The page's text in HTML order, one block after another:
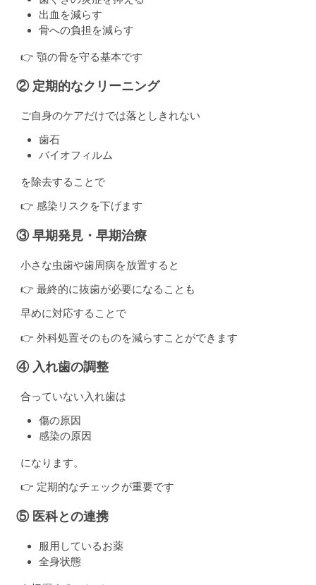
出血を減らす
骨への負担を減らす
👉 顎の骨を守る基本です
② 定期的なクリーニング
ご自身のケアだけでは落としきれない
歯石
バイオフィルム
を除去することで
👉 感染リスクを下げます
③ 早期発見・早期治療
小さな虫歯や歯周病を放置すると
👉 最終的に抜歯が必要になることも
早めに対応することで
👉 外科処置そのものを減らすことができます
④ 入れ歯の調整
合っていない入れ歯は
傷の原因
感染の原因
になります。
👉 定期的なチェックが重要です
⑤ 医科との連携
服用しているお薬
全身状態